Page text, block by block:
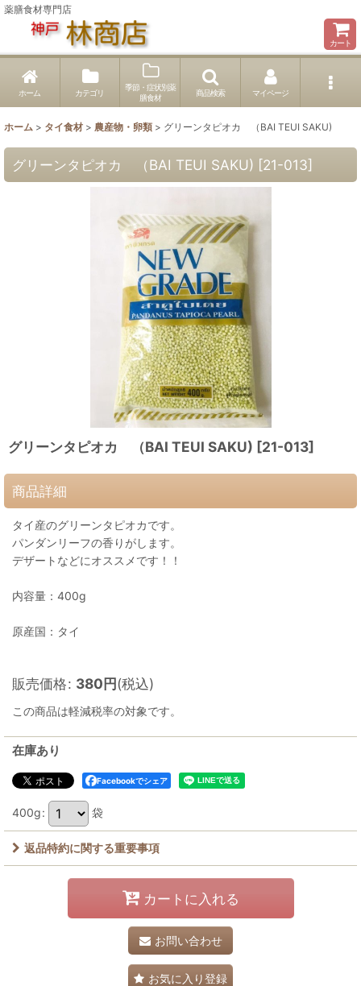
薬膳食材専門店
カート
ホーム カテゴリ
季節・症状別薬
膳食材
商品検索 マイページ
ホーム > タイ食材 > 農産物・卵類 > グリーンタピオカ （BAI TEUI SAKU)
グリーンタピオカ （BAI TEUI SAKU) [21-013]
グリーンタピオカ （BAI TEUI SAKU) [21-013]
商品詳細
タイ産のグリーンタピオカです。
パンダンリーフの香りがします。
デザートなどにオススメです！！
内容量：400g
原産国：タイ
販売価格: 380円(税込)
この商品は軽減税率の対象です。
在庫あり
Facebookでシェア
400g: 袋
返品特約に関する重要事項
カートに入れる
お問い合わせ
お気に入り登録